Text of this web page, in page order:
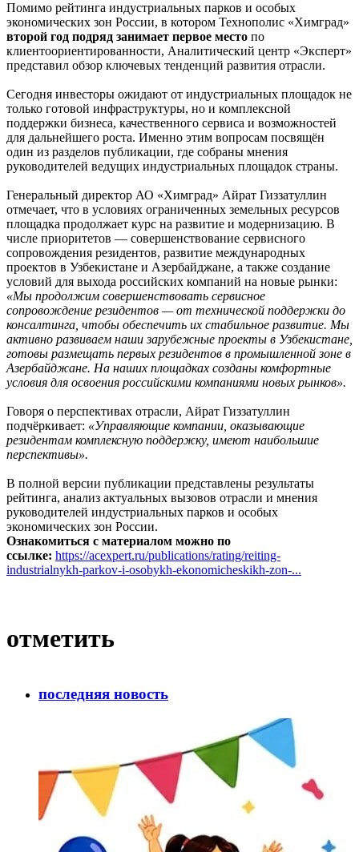
Помимо рейтинга индустриальных парков и особых
экономических зон России, в котором Технополис «Химград»
второй год подряд занимает первое место по
клиентоориентированности, Аналитический центр «Эксперт»
представил обзор ключевых тенденций развития отрасли.
Сегодня инвесторы ожидают от индустриальных площадок не
только готовой инфраструктуры, но и комплексной
поддержки бизнеса, качественного сервиса и возможностей
для дальнейшего роста. Именно этим вопросам посвящён
один из разделов публикации, где собраны мнения
руководителей ведущих индустриальных площадок страны.
Генеральный директор АО «Химград» Айрат Гиззатуллин
отмечает, что в условиях ограниченных земельных ресурсов
площадка продолжает курс на развитие и модернизацию. В
числе приоритетов — совершенствование сервисного
сопровождения резидентов, развитие международных
проектов в Узбекистане и Азербайджане, а также создание
условий для выхода российских компаний на новые рынки:
«Мы продолжим совершенствовать сервисное
сопровождение резидентов — от технической поддержки до
консалтинга, чтобы обеспечить их стабильное развитие. Мы
активно развиваем наши зарубежные проекты в Узбекистане,
готовы размещать первых резидентов в промышленной зоне в
Азербайджане. На наших площадках созданы комфортные
условия для освоения российскими компаниями новых рынков».
Говоря о перспективах отрасли, Айрат Гиззатуллин
подчёркивает: «Управляющие компании, оказывающие
резидентам комплексную поддержку, имеют наибольшие
перспективы».
В полной версии публикации представлены результаты
рейтинга, анализ актуальных вызовов отрасли и мнения
руководителей индустриальных парков и особых
экономических зон России.
Ознакомиться с материалом можно по
ссылке: https://acexpert.ru/publications/rating/reiting-
industrialnykh-parkov-i-osobykh-ekonomicheskikh-zon-...
отметить
последняя новость